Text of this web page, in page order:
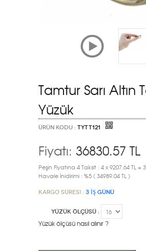
Tamtur Sarı Altın
Yüzük
ÜRÜN KODU : TYTT121
Fiyatı: 36830.57 TL
Peşin Fiyatına 4 Taksit : 4 x 9207.64 TL =
Havale İnidirimi : %5 ( 34989.04 TL )
Kargo Süresi : 3 İŞ GÜNÜ
YÜZÜK ÖLÇÜSÜ :
Yüzük ölçüsü nasıl alınır ?